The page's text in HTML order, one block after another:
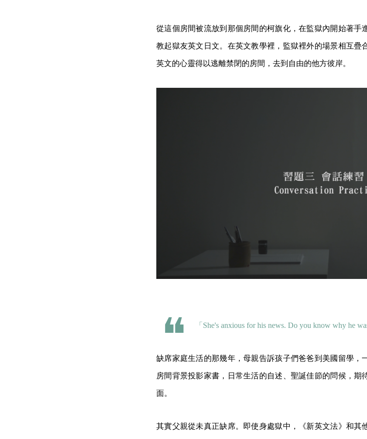
從這個房間被流放到那個房間的柯旗化，在監獄內開始著手
教起獄友英文日文。在英文教學裡，監獄裡外的場景相互疊
英文的心靈得以逃離禁閉的房間，去到自由的他方彼岸。
「She's anxious for his news. Do you know why
缺席家庭生活的那幾年，母親告訴孩子們爸爸到美國留學，
房間背景投影家書，日常生活的自述、聖誕佳節的問候，期
面。
其實父親從未真正缺席。即使身處獄中，《新英文法》和其